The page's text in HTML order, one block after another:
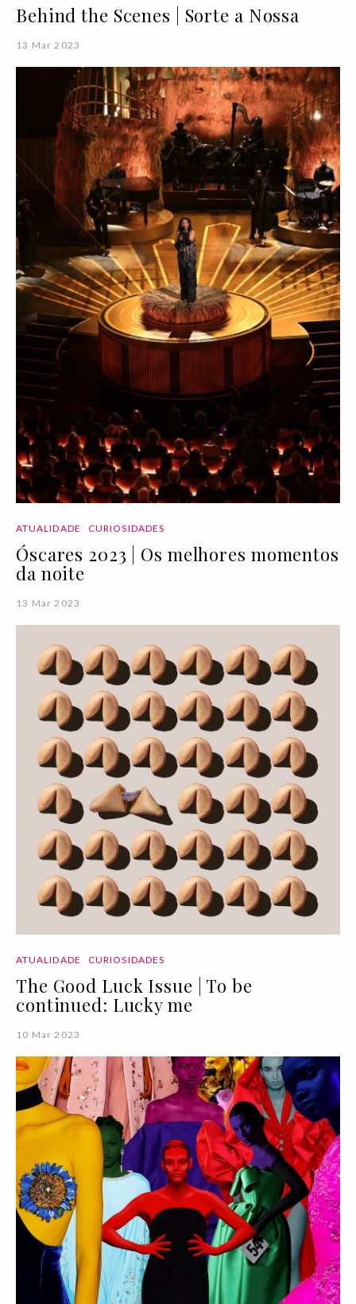
Behind the Scenes | Sorte a Nossa
13 Mar 2023
ATUALIDADE CURIOSIDADES
Óscares 2023 | Os melhores momentos
da noite
13 Mar 2023
ATUALIDADE CURIOSIDADES
The Good Luck Issue | To be
continued: Lucky me
10 Mar 2023